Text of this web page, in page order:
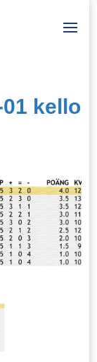
kello